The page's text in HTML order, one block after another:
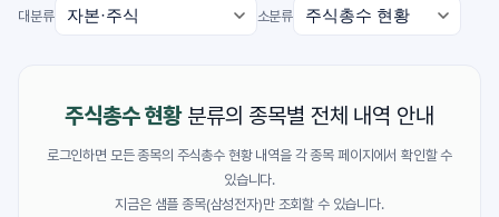
대분류 소분류
주식총수 현황분류의 종목별 전체 내역 안내
로그인하면 모든 종목의 주식총수 현황 내역을 각 종목 페이지에서 확인할 수
있습니다.
지금은 샘플 종목(삼성전자)만 조회할 수 있습니다.